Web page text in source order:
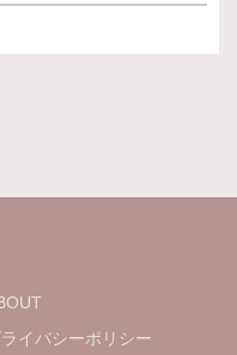
カードが添えてあり と
ます
イバシーポリシー